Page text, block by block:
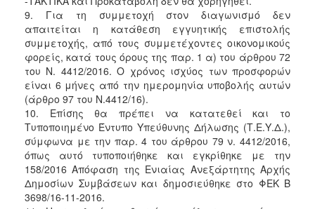
9. Για τη συμμετοχή στον διαγωνισμό δεν
απαιτείται η κατάθεση εγγυητικής επιστολής
συμμετοχής, από τους συμμετέχοντες οικονομικούς
φορείς, κατά τους όρους της παρ. 1 α) του άρθρου 72
του Ν. 4412/2016. Ο χρόνος ισχύος των προσφορών
είναι 6 μήνες από την ημερομηνία υποβολής αυτών
(άρθρο 97 του Ν.4412/16).
10. Επίσης θα πρέπει να κατατεθεί και το
Τυποποιημένο Έντυπο Υπεύθυνης Δήλωσης (Τ.Ε.Υ.Δ.),
σύμφωνα με την παρ. 4 του άρθρου 79 ν. 4412/2016,
όπως αυτό τυποποιήθηκε και εγκρίθηκε με την
158/2016 Απόφαση της Ενιαίας Ανεξάρτητης Αρχής
Δημοσίων Συμβάσεων και δημοσιεύθηκε στο ΦΕΚ Β
3698/16-11-2016.